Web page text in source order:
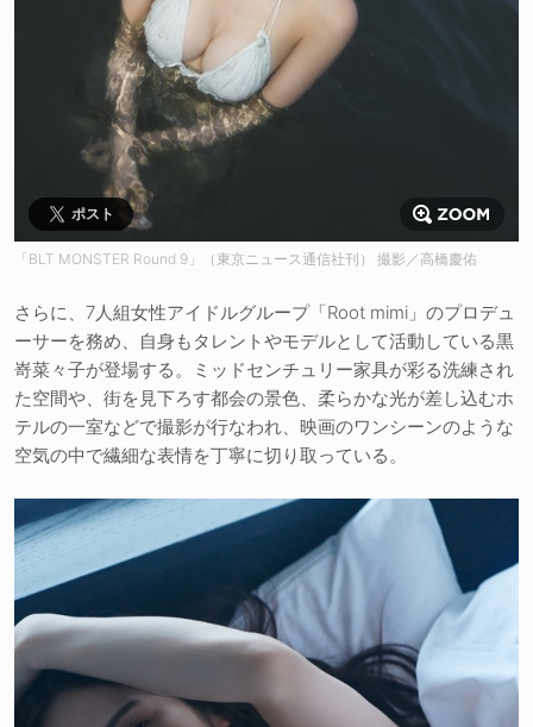
ポスト
「BLT MONSTER Round 9」（東京ニュース通信社刊） 撮影／高橋慶佑
さらに、7人組女性アイドルグループ「Root mimi」のプロデュ
ーサーを務め、自身もタレントやモデルとして活動している黒
嵜菜々子が登場する。ミッドセンチュリー家具が彩る洗練され
た空間や、街を見下ろす都会の景色、柔らかな光が差し込むホ
テルの一室などで撮影が行なわれ、映画のワンシーンのような
空気の中で繊細な表情を丁寧に切り取っている。